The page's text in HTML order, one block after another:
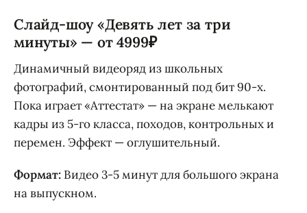
Слайд-шоу «Девять лет за три
минуты» — от 4999₽
Динамичный видеоряд из школьных
фотографий, смонтированный под бит 90-х.
Пока играет «Аттестат» — на экране мелькают
кадры из 5-го класса, походов, контрольных и
перемен. Эффект — оглушительный.
Формат: Видео 3-5 минут для большого экрана
на выпускном.